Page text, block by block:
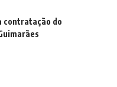
contratação do